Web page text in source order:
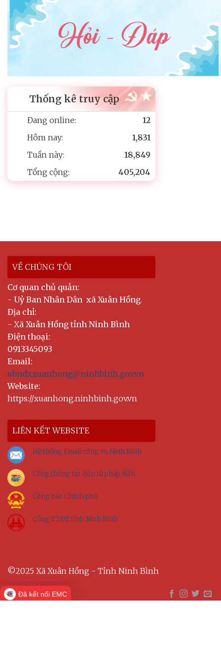
Thống kê truy cập
Đang online:
12
Hôm nay:
1,831
Tuần này:
18,849
Tổng cộng:
405,204
VỀ CHÚNG TÔI
Cơ quan chủ quản:
- Uỷ Ban Nhân Dân xã Xuân Hồng.
Địa chỉ:
- Xã Xuân Hồng tỉnh Ninh Bình
Điện thoại:
0913345093
Email:
ubndxxuanhong@ninhbinh.gov.vn
Website:
https://xuanhong.ninhbinh.gov.vn
LIÊN KẾT WEBSITE
Hệ thống Email công vụ Ninh Bình
Cổng thông tin điện tử pháp điển
Công báo Chính phủ
Cổng TTĐT tỉnh Ninh Bình
©2025 Xã Xuân Hồng - Tỉnh Ninh Bình
Đã kết nối EMC